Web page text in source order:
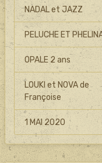
NADAL et JAZZ
PELUCHE ET
OPALE 2 ans
LOUKI et NOVA de
Françoise
1 MAI 2020